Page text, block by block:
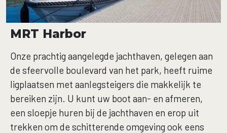
MRT Harbor
Onze prachtig aangelegde jachthaven, gelegen aan
de sfeervolle boulevard van het park, heeft ruime
ligplaatsen met aanlegsteigers die makkelijk te
bereiken zijn. U kunt uw boot aan- en afmeren,
een sloepje huren bij de jachthaven en erop uit
trekken om de schitterende omgeving ook eens